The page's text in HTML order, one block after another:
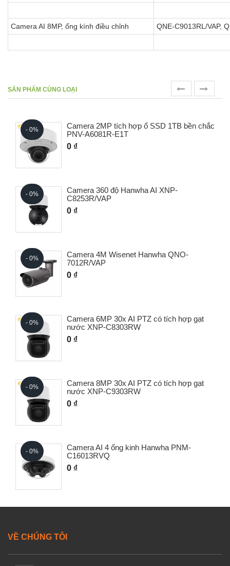
Camera AI 8MP, ống kính điều chỉnh QNE-C9013RL/VAP,
SẢN PHẨM CÙNG LOẠI
- 0%
Camera 2MP tích hợp ổ SSD 1TB bền chắc
PNV-A6081R-E1T
0 ₫
- 0%
Camera 360 độ Hanwha AI XNP-
C8253R/VAP
0 ₫
- 0%
Camera 4M Wisenet Hanwha QNO-
7012R/VAP
0 ₫
- 0%
Camera 6MP 30x AI PTZ có tích hợp gạt
nước XNP-C8303RW
0 ₫
- 0%
Camera 8MP 30x AI PTZ có tích hợp gạt
nước XNP-C9303RW
0 ₫
- 0%
Camera AI 4 ống kinh Hanwha PNM-
C16013RVQ
0 ₫
VỀ CHÚNG TÔI